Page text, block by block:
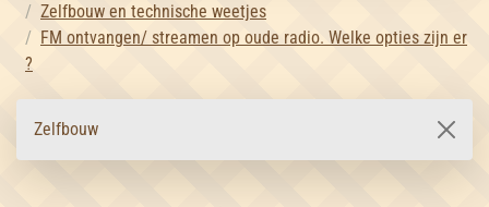
Zelfbouw en technische weetjes
FM ontvangen/ streamen op oude radio. Welke opties zijn er
?
Zelfbouw